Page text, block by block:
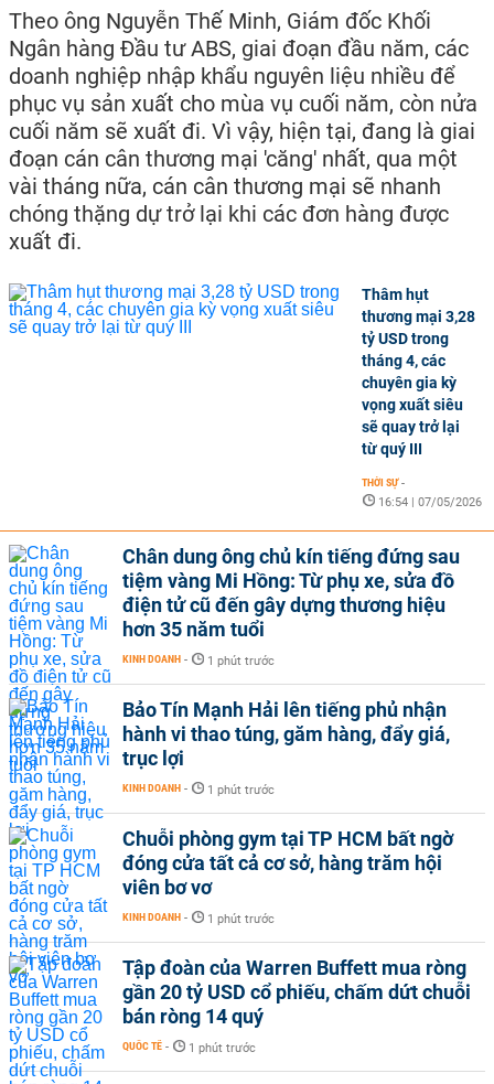
Theo ông Nguyễn Thế Minh, Giám đốc Khối
Ngân hàng Đầu tư ABS, giai đoạn đầu năm, các
doanh nghiệp nhập khẩu nguyên liệu nhiều để
phục vụ sản xuất cho mùa vụ cuối năm, còn nửa
cuối năm sẽ xuất đi. Vì vậy, hiện tại, đang là giai
đoạn cán cân thương mại 'căng' nhất, qua một
vài tháng nữa, cán cân thương mại sẽ nhanh
chóng thặng dự trở lại khi các đơn hàng được
xuất đi.
Thâm hụt
thương mại 3,28
tỷ USD trong
tháng 4, các
chuyên gia kỳ
vọng xuất siêu
sẽ quay trở lại
từ quý III
THỜI SỰ -
16:54 | 07/05/2026
Chân dung ông chủ kín tiếng đứng sau
tiệm vàng Mi Hồng: Từ phụ xe, sửa đồ
điện tử cũ đến gây dựng thương hiệu
hơn 35 năm tuổi
KINH DOANH - 1 phút trước
Bảo Tín Mạnh Hải lên tiếng phủ nhận
hành vi thao túng, găm hàng, đẩy giá,
trục lợi
KINH DOANH - 1 phút trước
Chuỗi phòng gym tại TP HCM bất ngờ
đóng cửa tất cả cơ sở, hàng trăm hội
viên bơ vơ
KINH DOANH - 1 phút trước
Tập đoàn của Warren Buffett mua ròng
gần 20 tỷ USD cổ phiếu, chấm dứt chuỗi
bán ròng 14 quý
QUỐC TẾ - 1 phút trước